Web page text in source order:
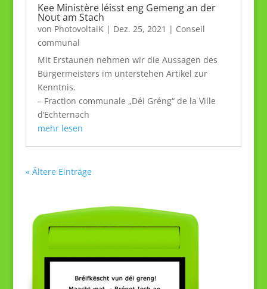
Kee Ministère léisst eng Gemeng an der
Nout am Stach
von PhotovoltaiK| Dez. 25, 2021 | Conseil
communal
Mit Erstaunen nehmen wir die Aussagen des
Bürgermeisters im unterstehen Artikel zur
Kenntnis.
– Fraction communale „Déi Gréng“ de la Ville
d‘Echternach
mehr lesen
« Ältere Einträge